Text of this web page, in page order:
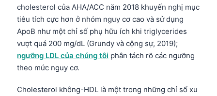
cholesterol của AHA/ACC năm 2018 khuyến nghị mục
tiêu tích cực hơn ở nhóm nguy cơ cao và sử dụng
ApoB như một chỉ số phụ hữu ích khi triglycerides
vượt quá 200 mg/dL (Grundy và cộng sự, 2019);
ngưỡng LDL của chúng tôi phân tách rõ các ngưỡng
theo mức nguy cơ.
Cholesterol không-HDL là một trong những chỉ số xu